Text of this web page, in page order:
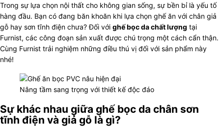
Trong sự lựa chọn nội thất cho không gian sống, sự bền bỉ là yếu tố
hàng đầu. Bạn có đang băn khoăn khi lựa chọn ghế ăn với chân giả
gỗ hay sơn tĩnh điện chưa? Đối với ghế bọc da chất lượng tại
Furnist, các công đoạn sản xuất được chú trọng một cách cẩn thận.
Cùng Furnist trải nghiệm những điều thú vị đối với sản phẩm này
nhé!
Nâng tầm sang trọng với thiết kế độc đáo
Sự khác nhau giữa ghế bọc da chân sơn
tĩnh điện và giả gỗ là gì?